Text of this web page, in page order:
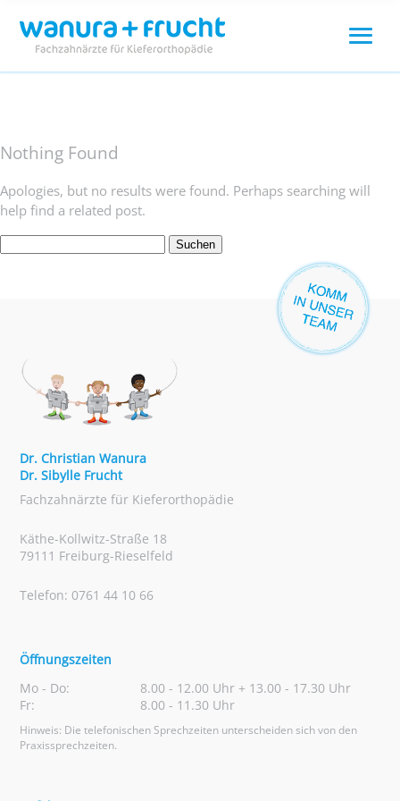
Nothing Found
Apologies, but no results were found. Perhaps searching will
help find a related post.
Dr. Christian Wanura
Dr. Sibylle Frucht
Fachzahnärzte für Kieferorthopädie
Käthe-Kollwitz-Straße 18
79111 Freiburg-Rieselfeld
Telefon: 0761 44 10 66
Öffnungszeiten
Mo - Do:
8.00 - 12.00 Uhr + 13.00 - 17.30 Uhr
Fr:
8.00 - 11.30 Uhr
Hinweis: Die telefonischen Sprechzeiten unterscheiden sich von den
Praxissprechzeiten.